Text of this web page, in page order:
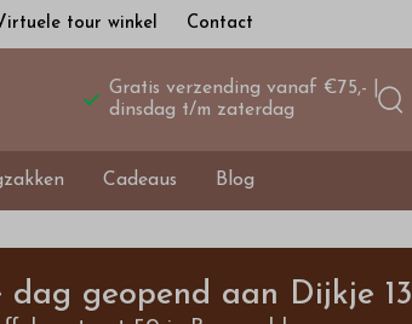
tour winkel Contact
Gratis verzending vanaf €75,- |
dinsdag t/m zaterdag
Cadeaus Blog
geopend aan Dijkje 13